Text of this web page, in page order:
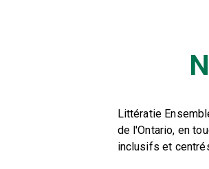
Littératie
de l'Ontario, en
inclusifs et